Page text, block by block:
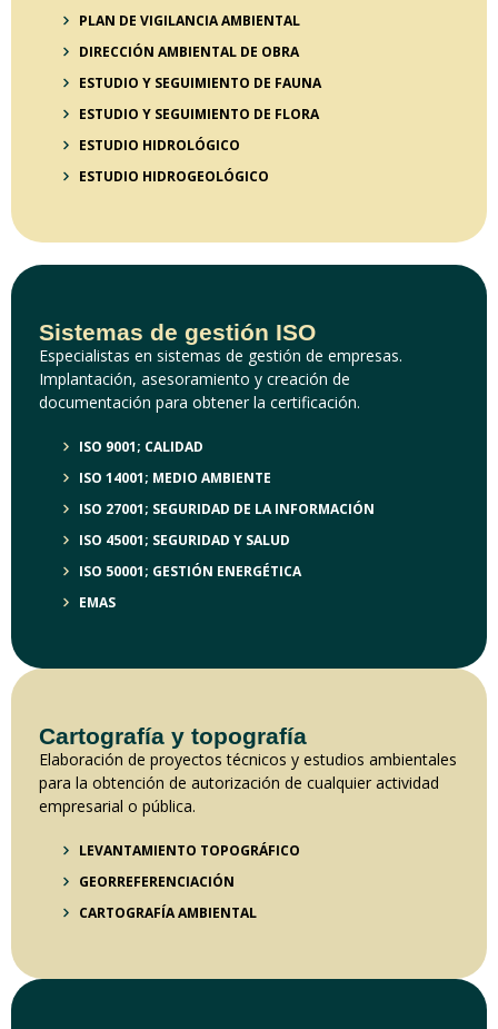
PLAN DE VIGILANCIA AMBIENTAL
DIRECCIÓN AMBIENTAL DE OBRA
ESTUDIO Y SEGUIMIENTO DE FAUNA
ESTUDIO Y SEGUIMIENTO DE FLORA
ESTUDIO HIDROLÓGICO
ESTUDIO HIDROGEOLÓGICO
Sistemas de gestión ISO
Especialistas en sistemas de gestión de empresas.
Implantación, asesoramiento y creación de
documentación para obtener la certificación.
ISO 9001; CALIDAD
ISO 14001; MEDIO AMBIENTE
ISO 27001; SEGURIDAD DE LA INFORMACIÓN
ISO 45001; SEGURIDAD Y SALUD
ISO 50001; GESTIÓN ENERGÉTICA
EMAS
Cartografía y topografía
Elaboración de proyectos técnicos y estudios ambientales
para la obtención de autorización de cualquier actividad
empresarial o pública.
LEVANTAMIENTO TOPOGRÁFICO
GEORREFERENCIACIÓN
CARTOGRAFÍA AMBIENTAL